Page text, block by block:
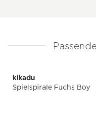
kikadu
Spielspirale Fuchs Boy